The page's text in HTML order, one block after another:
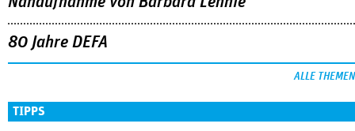
80 Jahre DEFA
ALLE THEMEN
TIPPS